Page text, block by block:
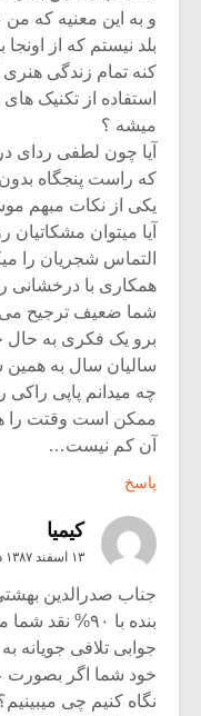
و به این معنیه که
بلد نیستم که از
کنه تمام زندگی
استفاده از تکنیک
میشه ؟
آیا چون لطفی ردای
که راست پنجگاه
یکی از نکات مبهم
آیا میتوان
التماس شجریان را
همکاری با درخشانی
شما ضعیف ترجیح می
برو یک فکری به حال
سالیان سال به
چه میدانم پاپی راکی
ممکن است وقتت را
آن کم نیست…
پاسخ
کیمیا
۱۳ اسفند ۱۳۸۷ در ۹:۰۱ ب٫ظ
جناب صدرالدین
بنده با ۹۰%
جوابی تلافی جویانه
خود شما اگر بصورت
نگاه کنیم چی